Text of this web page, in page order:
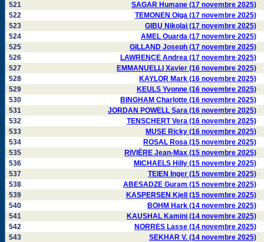
521
SAGAR Humane (17 novembre 2025)
522
TEMONEN Olga (17 novembre 2025)
523
GIBU Nikolai (17 novembre 2025)
524
AMEL Ouarda (17 novembre 2025)
525
GILLAND Joseph (17 novembre 2025)
526
LAWRENCE Andrea (17 novembre 2025)
527
EMMANUELLI Xavier (16 novembre 2025)
528
KAYLOR Mark (16 novembre 2025)
529
KEULS Yvonne (16 novembre 2025)
530
BINGHAM Charlotte (16 novembre 2025)
531
JORDAN POWELL Sara (16 novembre 2025)
532
TENSCHERT Vera (16 novembre 2025)
533
MUSE Ricky (16 novembre 2025)
534
ROSAL Rosa (15 novembre 2025)
535
RIVIÈRE Jean-Max (15 novembre 2025)
536
MICHAELS Hilly (15 novembre 2025)
537
TEIEN Inger (15 novembre 2025)
538
ABESADZE Guram (15 novembre 2025)
539
KASPERSEN Kjell (15 novembre 2025)
540
BOHM Hark (14 novembre 2025)
541
KAUSHAL Kamini (14 novembre 2025)
542
NORRES Lasse (14 novembre 2025)
543
SEKHAR V. (14 novembre 2025)